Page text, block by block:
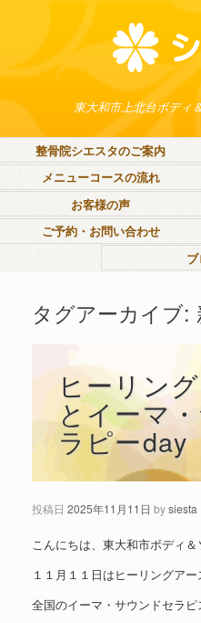
東大和市上北台ボディ
整骨院シエスタのご案内
メニューコースの流れ
お客様の声
ご予約・お問い合わせ
タグアーカイブ:
ヒーリン
とイーマ
ラピーday
投稿日 2025年11月11日 bysiesta
こんにちは、東大和市ボディ
１１月１１日はヒーリングアー
全国のイーマ・サウンドセラピ